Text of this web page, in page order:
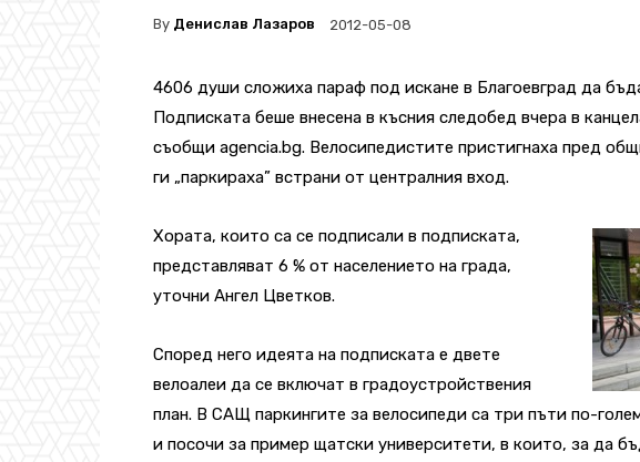
By Денислав Лазаров 2012-05-08
4606 души сложиха параф под искане в Благоевград да
Подписката беше внесена в късния следобед вчера в
съобщи agencia.bg. Велосипедистите пристигнаха пред
ги „паркираха” встрани от централния вход.
Хората, които са се подписали в подписката,
представляват 6 % от населението на града,
уточни Ангел Цветков.
Според него идеята на подписката е двете
велоалеи да се включат в градоустройствения
план. В САЩ паркингите за велосипеди са три пъти по-
и посочи за пример щатски университети, в които, за да